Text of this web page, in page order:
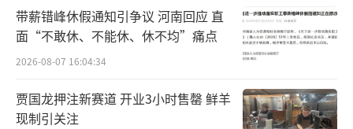
带薪错峰休假通知引争议 河南回应 直
面“不敢休、不能休、休不均”痛点
2026-08-07 16:04:34
贾国龙押注新赛道 开业3小时售罄 鲜羊
现制引关注